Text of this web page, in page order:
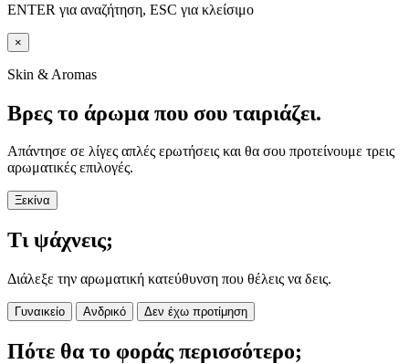
ENTER για αναζήτηση, ESC για κλείσιμο
×
Skin & Aromas
Βρες το άρωμα που σου ταιριάζει.
Απάντησε σε λίγες απλές ερωτήσεις και θα σου προτείνουμε τρεις
αρωματικές επιλογές.
Ξεκίνα
Τι ψάχνεις;
Διάλεξε την αρωματική κατεύθυνση που θέλεις να δεις.
Γυναικείο Ανδρικό Δεν έχω προτίμηση
Πότε θα το φοράς περισσότερο;